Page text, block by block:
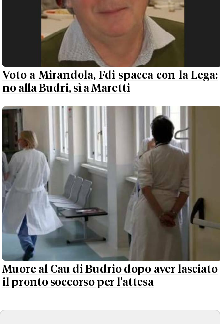
Voto a Mirandola, Fdi spacca con la Lega:
no alla Budri, sì a Maretti
Muore al Cau di Budrio dopo aver lasciato
il pronto soccorso per l'attesa